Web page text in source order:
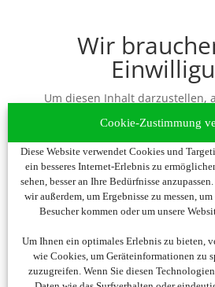
Cookie-Zustimmung
Diese Website verwendet Cookies und
ein besseres Internet-Erlebnis zu
sehen, besser an Ihre Bedürfnisse
wir außerdem, um Ergebnisse zu messen,
Besucher kommen oder um unsere
Um Ihnen ein optimales Erlebnis zu bieten,
wie Cookies, um Geräteinformationen zu
zuzugreifen. Wenn Sie diesen
Wir
Um diesen Inhalt darzustellen,
die Cookies. Es werden ggf.
Daten
Cookies